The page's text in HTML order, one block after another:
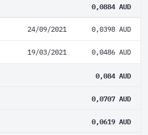
0,0884 AUD
24/09/2021 0,0398 AUD
19/03/2021 0,0486 AUD
0,084 AUD
0,0707 AUD
0,0619 AUD